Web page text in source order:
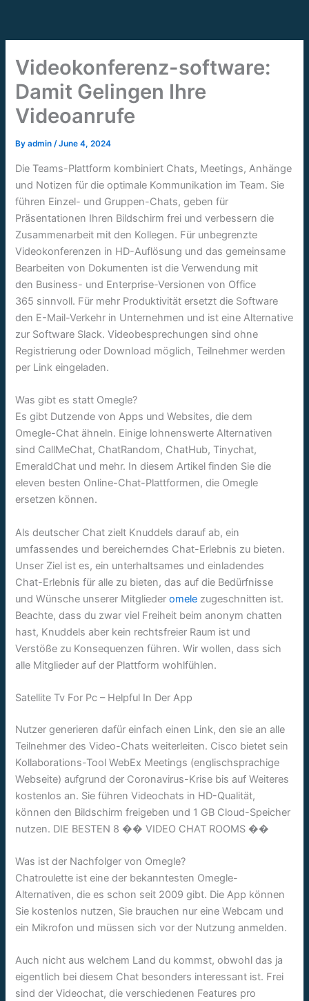
content
Videokonferenz-software:
Damit Gelingen Ihre
Videoanrufe
Byadmin/June 4, 2024
Die Teams-Plattform kombiniert Chats, Meetings, Anhänge
und Notizen für die optimale Kommunikation im Team. Sie
führen Einzel- und Gruppen-Chats, geben für
Präsentationen Ihren Bildschirm frei und verbessern die
Zusammenarbeit mit den Kollegen. Für unbegrenzte
Videokonferenzen in HD-Auflösung und das gemeinsame
Bearbeiten von Dokumenten ist die Verwendung mit
den Business- und Enterprise-Versionen von Office
365 sinnvoll. Für mehr Produktivität ersetzt die Software
den E-Mail-Verkehr in Unternehmen und ist eine Alternative
zur Software Slack. Videobesprechungen sind ohne
Registrierung oder Download möglich, Teilnehmer werden
per Link eingeladen.
Was gibt es statt Omegle?
Es gibt Dutzende von Apps und Websites, die dem
Omegle-Chat ähneln. Einige lohnenswerte Alternativen
sind CallMeChat, ChatRandom, ChatHub, Tinychat,
EmeraldChat und mehr. In diesem Artikel finden Sie die
eleven besten Online-Chat-Plattformen, die Omegle
ersetzen können.
Als deutscher Chat zielt Knuddels darauf ab, ein
umfassendes und bereicherndes Chat-Erlebnis zu bieten.
Unser Ziel ist es, ein unterhaltsames und einladendes
Chat-Erlebnis für alle zu bieten, das auf die Bedürfnisse
und Wünsche unserer Mitgliederomele zugeschnitten ist.
Beachte, dass du zwar viel Freiheit beim anonym chatten
hast, Knuddels aber kein rechtsfreier Raum ist und
Verstöße zu Konsequenzen führen. Wir wollen, dass sich
alle Mitglieder auf der Plattform wohlfühlen.
Satellite Tv For Pc – Helpful In Der App
Nutzer generieren dafür einfach einen Link, den sie an alle
Teilnehmer des Video-Chats weiterleiten. Cisco bietet sein
Kollaborations-Tool WebEx Meetings (englischsprachige
Webseite) aufgrund der Coronavirus-Krise bis auf Weiteres
kostenlos an. Sie führen Videochats in HD-Qualität,
können den Bildschirm freigeben und 1 GB Cloud-Speicher
nutzen. DIE BESTEN 8 �� VIDEO CHAT ROOMS ��
Was ist der Nachfolger von Omegle?
Chatroulette ist eine der bekanntesten Omegle-
Alternativen, die es schon seit 2009 gibt. Die App können
Sie kostenlos nutzen, Sie brauchen nur eine Webcam und
ein Mikrofon und müssen sich vor der Nutzung anmelden.
Auch nicht aus welchem Land du kommst, obwohl das ja
eigentlich bei diesem Chat besonders interessant ist. Frei
sind der Videochat, die verschiedenen Features pro